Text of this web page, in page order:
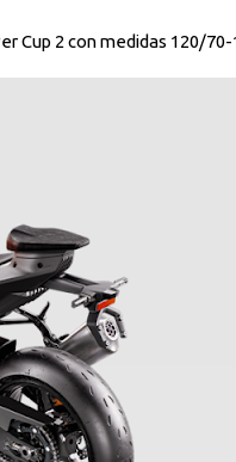
Cup 2 con medidas 120/70-